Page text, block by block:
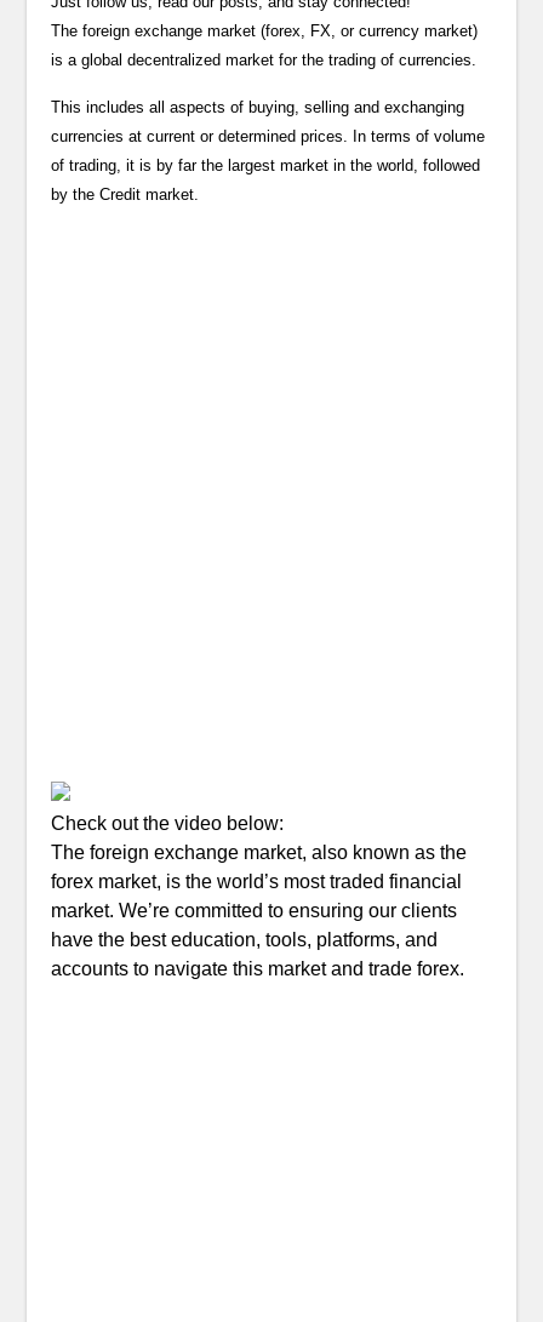
The foreign exchange market (forex, FX, or currency market)
is a global decentralized market for the trading of currencies.
This includes all aspects of buying, selling and exchanging
currencies at current or determined prices. In terms of volume
of trading, it is by far the largest market in the world, followed
by the Credit market.
Check out the video below:
The foreign exchange market, also known as the
forex market, is the world’s most traded financial
market. We’re committed to ensuring our clients
have the best education, tools, platforms, and
accounts to navigate this market and trade forex.